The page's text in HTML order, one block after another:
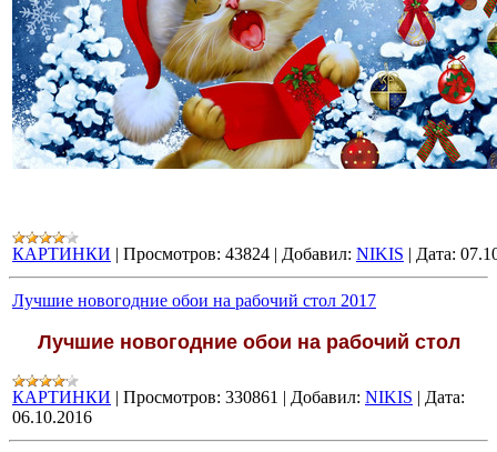
КАРТИНКИ | Просмотров: 43824 | Добавил: NIKIS | Дата:
Лучшие новогодние обои на рабочий стол 2017
Лучшие новогодние обои на рабочий стол
КАРТИНКИ | Просмотров: 330861 | Добавил: NIKIS | Дата:
06.10.2016